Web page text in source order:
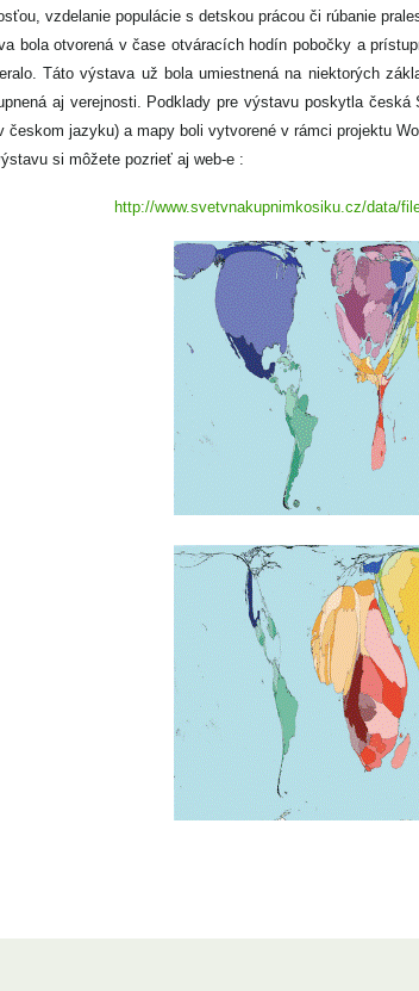
vzdelanie populácie s detskou prácou či rúbanie
bola otvorená v čase otváracích hodín pobočky a
Táto výstava už bola umiestnená na niektorých
aj verejnosti. Podklady pre výstavu poskytla
českom jazyku) a mapy boli vytvorené v rámci projektu
si môžete pozrieť aj web-e :
http://www.svetvnakupnimkosiku.cz/data/